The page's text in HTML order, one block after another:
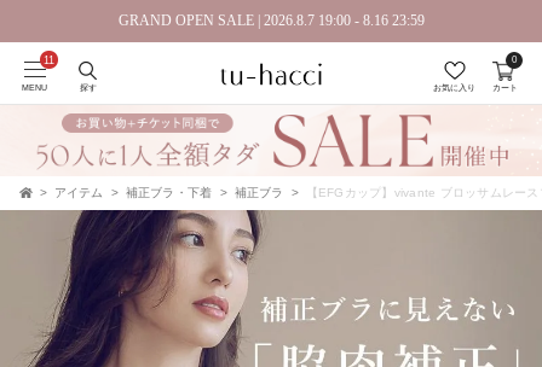
GRAND OPEN SALE | 2026.8.7 19:00 - 8.16 23:59
会員登録で今すぐ使えるポイントプレゼント！
MENU 探す お気に入り カート
0
アイテム 補正ブラ・下着 補正ブラ 【EFGカップ】vivante ブロッサムレー